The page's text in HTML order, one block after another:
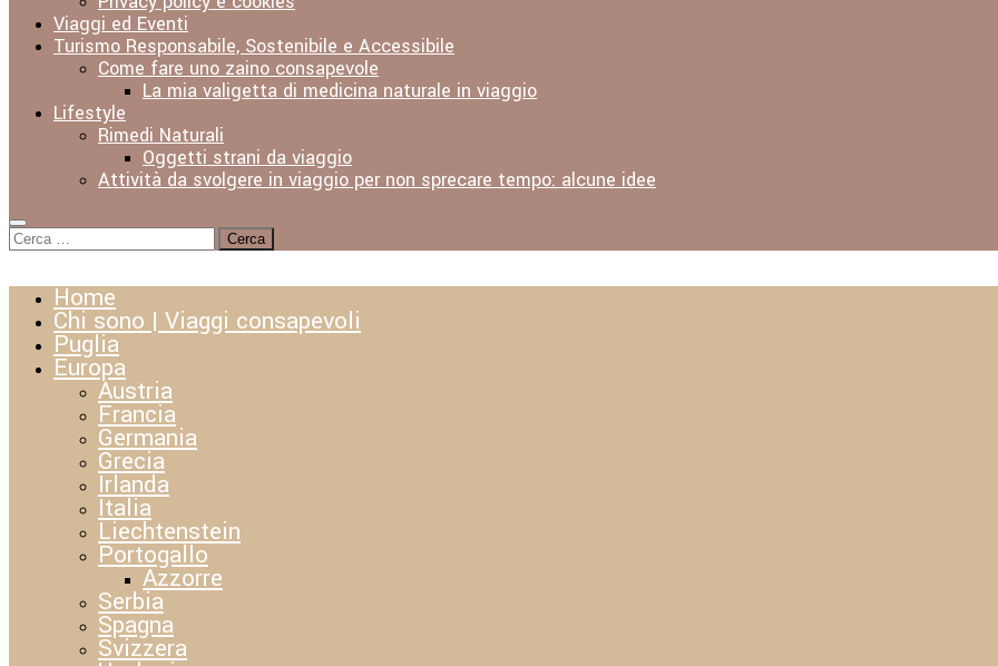
Viaggi ed Eventi
Turismo Responsabile, Sostenibile e Accessibile
Come fare uno zaino consapevole
La mia valigetta di medicina naturale in viaggio
Lifestyle
Rimedi Naturali
Oggetti strani da viaggio
Attività da svolgere in viaggio per non sprecare tempo: alcune idee
Ricerca
per:
Home
Chi sono | Viaggi consapevoli
Puglia
Europa
Austria
Francia
Germania
Grecia
Irlanda
Italia
Liechtenstein
Portogallo
Azzorre
Serbia
Spagna
Svizzera